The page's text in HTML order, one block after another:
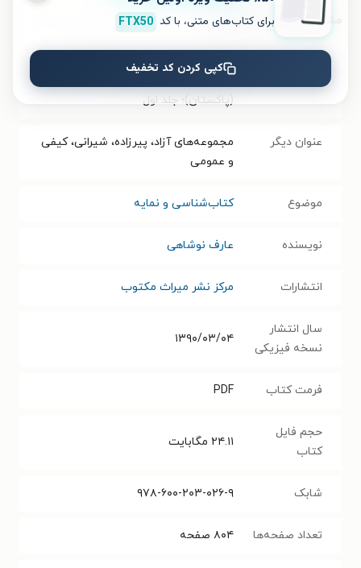
مشخصات کتاب الکترونیکی
فهرست نسخه های خطی فارسی
(پاکستان)؛ جلد اول
عنوان دیگر
مجموعه‌های آزاد، پیرزاده، شیرانی، کیفی
و عمومی
موضوع کتاب‌شناسی و نمایه
نویسنده عارف نوشاهی
انتشارات مرکز نشر میراث مکتوب
سال انتشار
نسخه فیزیکی
۱۳۹۰/۰۳/۰۴
فرمت کتاب PDF
حجم فایل
کتاب
۲۴.۱۱ مگابایت
شابک ۹۷۸-۶۰۰-۲۰۳-۰۲۶-۹
تعداد صفحه‌ها ۸۰۴ صفحه
برای کتاب‌های متنی، با کد FTX50
کپی کردن کد تخفیف